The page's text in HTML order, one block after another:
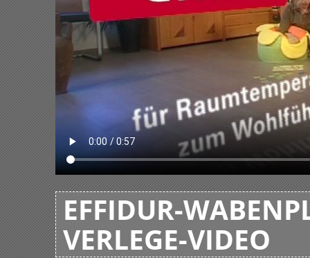
EFFIDUR-
VERLEGE-VIDEO